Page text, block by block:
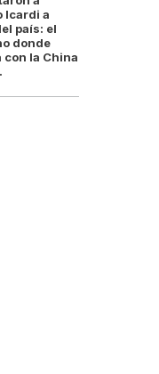
Icardi a
país: el
donde
la China